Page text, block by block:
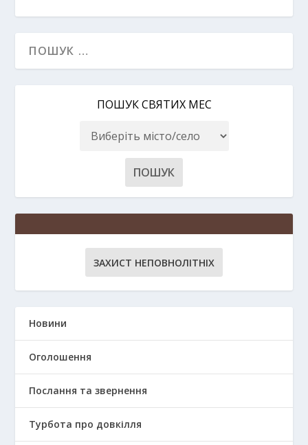
ПОШУК СВЯТИХ МЕС
ЗАХИСТ НЕПОВНОЛІТНІХ
Новини
Оголошення
Послання та звернення
Турбота про довкілля